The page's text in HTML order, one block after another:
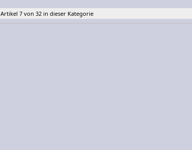
Artikel 7 von 32 in dieser Kategorie